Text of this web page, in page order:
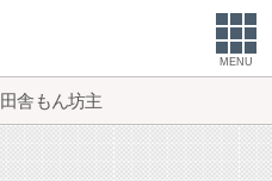
MENU
田舎もん坊主